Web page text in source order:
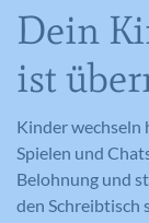
Dein
ist
Kinder wechseln
Spielen und
Belohnung und
den Schreibtisch